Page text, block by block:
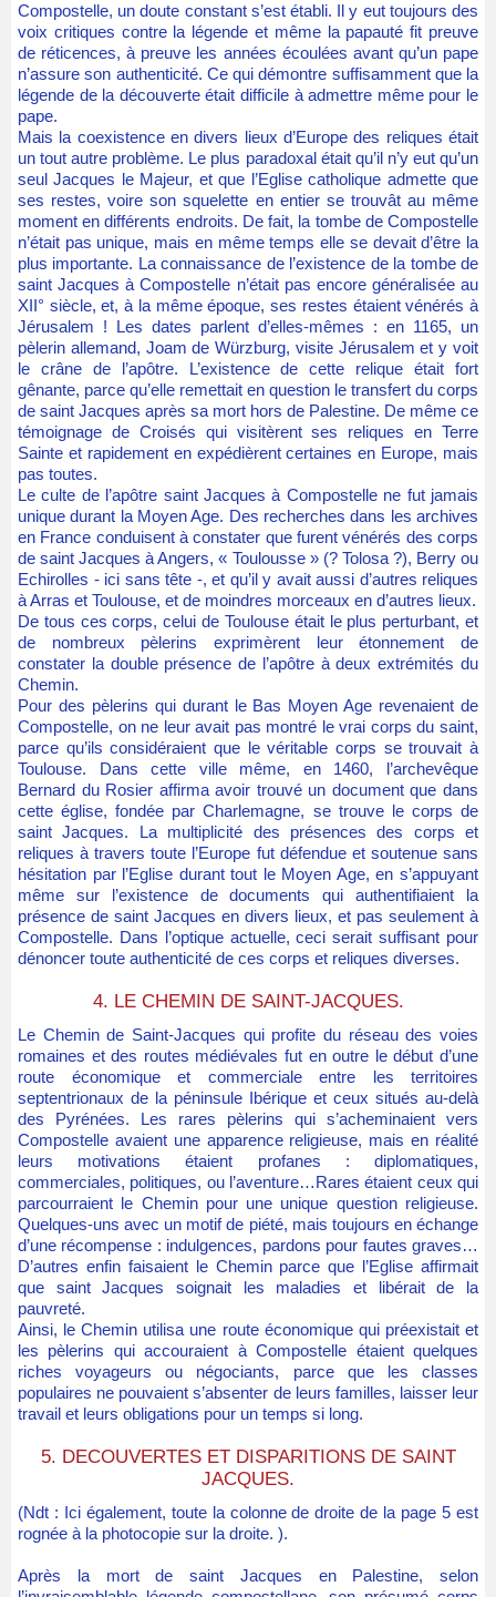
Compostelle, un doute constant s’est établi. Il y eut toujours des
voix critiques contre la légende et même la papauté fit preuve
de réticences, à preuve les années écoulées avant qu’un pape
n’assure son authenticité. Ce qui démontre suffisamment que la
légende de la découverte était difficile à admettre même pour le
pape.
Mais la coexistence en divers lieux d’Europe des reliques était
un tout autre problème. Le plus paradoxal était qu’il n’y eut qu’un
seul Jacques le Majeur, et que l’Eglise catholique admette que
ses restes, voire son squelette en entier se trouvât au même
moment en différents endroits. De fait, la tombe de Compostelle
n’était pas unique, mais en même temps elle se devait d’être la
plus importante. La connaissance de l’existence de la tombe de
saint Jacques à Compostelle n’était pas encore généralisée au
XII° siècle, et, à la même époque, ses restes étaient vénérés à
Jérusalem ! Les dates parlent d’elles-mêmes : en 1165, un
pèlerin allemand, Joam de Würzburg, visite Jérusalem et y voit
le crâne de l’apôtre. L’existence de cette relique était fort
gênante, parce qu’elle remettait en question le transfert du corps
de saint Jacques après sa mort hors de Palestine. De même ce
témoignage de Croisés qui visitèrent ses reliques en Terre
Sainte et rapidement en expédièrent certaines en Europe, mais
pas toutes.
Le culte de l’apôtre saint Jacques à Compostelle ne fut jamais
unique durant la Moyen Age. Des recherches dans les archives
en France conduisent à constater que furent vénérés des corps
de saint Jacques à Angers, « Toulousse » (? Tolosa ?), Berry ou
Echirolles - ici sans tête -, et qu’il y avait aussi d’autres reliques
à Arras et Toulouse, et de moindres morceaux en d’autres lieux.
De tous ces corps, celui de Toulouse était le plus perturbant, et
de nombreux pèlerins exprimèrent leur étonnement de
constater la double présence de l’apôtre à deux extrémités du
Chemin.
Pour des pèlerins qui durant le Bas Moyen Age revenaient de
Compostelle, on ne leur avait pas montré le vrai corps du saint,
parce qu’ils considéraient que le véritable corps se trouvait à
Toulouse. Dans cette ville même, en 1460, l’archevêque
Bernard du Rosier affirma avoir trouvé un document que dans
cette église, fondée par Charlemagne, se trouve le corps de
saint Jacques. La multiplicité des présences des corps et
reliques à travers toute l’Europe fut défendue et soutenue sans
hésitation par l’Eglise durant tout le Moyen Age, en s’appuyant
même sur l’existence de documents qui authentifiaient la
présence de saint Jacques en divers lieux, et pas seulement à
Compostelle. Dans l’optique actuelle, ceci serait suffisant pour
dénoncer toute authenticité de ces corps et reliques diverses.
4. LE CHEMIN DE SAINT-JACQUES.
Le Chemin de Saint-Jacques qui profite du réseau des voies
romaines et des routes médiévales fut en outre le début d’une
route économique et commerciale entre les territoires
septentrionaux de la péninsule Ibérique et ceux situés au-delà
des Pyrénées. Les rares pèlerins qui s’acheminaient vers
Compostelle avaient une apparence religieuse, mais en réalité
leurs motivations étaient profanes : diplomatiques,
commerciales, politiques, ou l’aventure…Rares étaient ceux qui
parcourraient le Chemin pour une unique question religieuse.
Quelques-uns avec un motif de piété, mais toujours en échange
d’une récompense : indulgences, pardons pour fautes graves…
D’autres enfin faisaient le Chemin parce que l’Eglise affirmait
que saint Jacques soignait les maladies et libérait de la
pauvreté.
Ainsi, le Chemin utilisa une route économique qui préexistait et
les pèlerins qui accouraient à Compostelle étaient quelques
riches voyageurs ou négociants, parce que les classes
populaires ne pouvaient s’absenter de leurs familles, laisser leur
travail et leurs obligations pour un temps si long.
5. DECOUVERTES ET DISPARITIONS DE SAINT
JACQUES.
(Ndt : Ici également, toute la colonne de droite de la page 5 est
rognée à la photocopie sur la droite. ).
Après la mort de saint Jacques en Palestine, selon